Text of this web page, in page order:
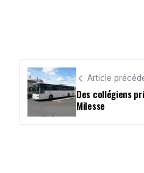
Article
Des collégiens
Milesse